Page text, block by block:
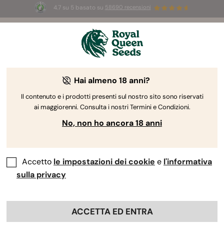
4.7 su 5 basato su 58690 recensioni
Summer Sales:Fino al 50% di sconto
su prodotti selezionati! ⏤
The RQS Blog
Hai almeno 18 anni?
Il contenuto e i prodotti presenti sul nostro sito sono riservati
ai maggiorenni. Consulta i nostri Termini e Condizioni.
No, non ho ancora 18 anni
Accetto le impostazioni dei cookie e l'informativa
sulla privacy
ACCETTA ED ENTRA